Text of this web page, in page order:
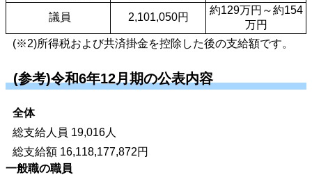
議員
2,101,050円
約129万円～約154
万円
(※2)所得税および共済掛金を控除した後の支給額です。
(参考)令和6年12月期の公表内容
全体
総支給人員 19,016人
総支給額 16,118,177,872円
一般職の職員